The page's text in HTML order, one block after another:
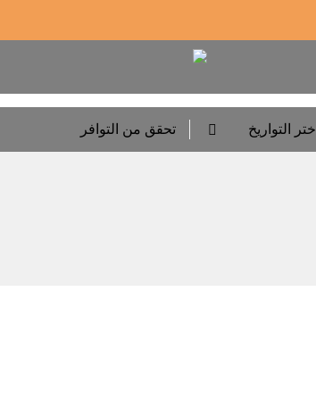
اختر التواريخ  تحقق من التوافر